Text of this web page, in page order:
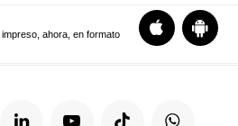
impreso, ahora, en formato